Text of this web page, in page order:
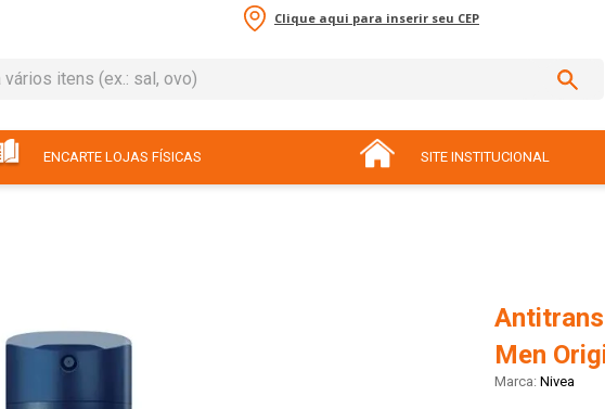
Clique aqui para inserir seu CEP
itens (ex.: sal, ovo)
ENCARTE LOJAS FÍSICAS SITE INSTITUCIONAL
Men
Nivea
chocolate